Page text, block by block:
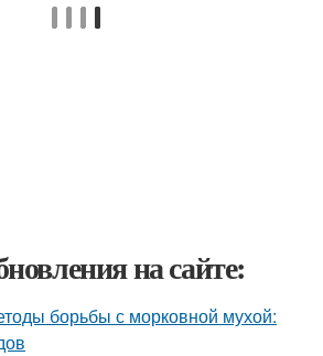
на сайте:
борьбы с морковной мухой: